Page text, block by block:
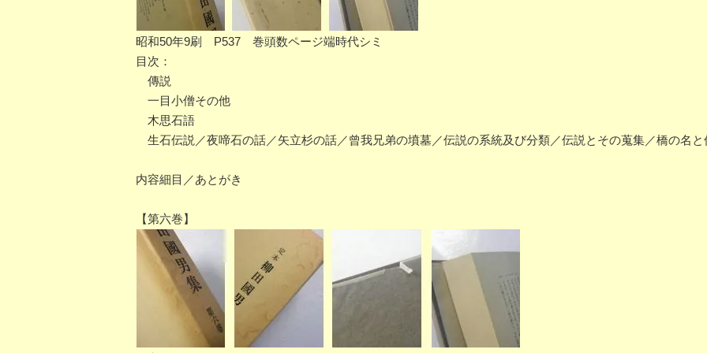
昭和50年9刷 P537 巻頭数ページ端時代シミ
目次：
傳説
一目小僧その他
木思石語
生石伝説／夜啼石の話／矢立杉の話／曾我兄弟の墳墓／伝説の系統及び分類／伝説とその蒐集／橋の名と
内容細目／あとがき
【第六巻】